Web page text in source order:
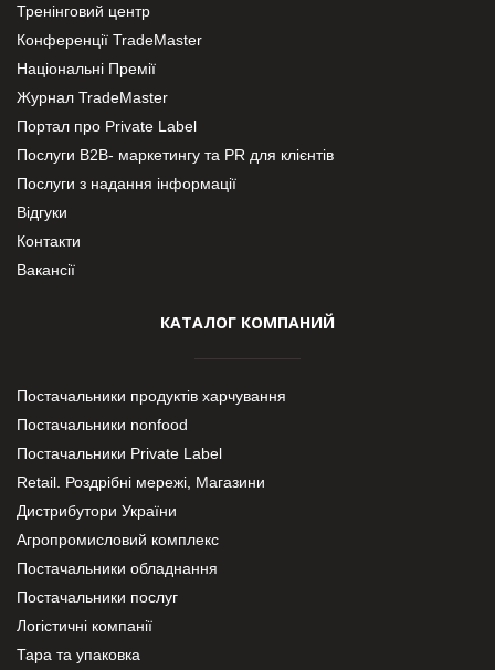
Тренінговий центр
Конференції TradeMaster
Національні Премії
Журнал TradeMaster
Портал про Private Label
Послуги В2В- маркетингу та PR для клієнтів
Послуги з надання інформації
Відгуки
Контакти
Вакансії
КАТАЛОГ КОМПАНИЙ
Постачальники продуктів харчування
Постачальники nonfood
Постачальники Private Label
Retail. Роздрібні мережі, Магазини
Дистрибутори України
Агропромисловий комплекс
Постачальники обладнання
Постачальники послуг
Логістичні компанії
Тара та упаковка